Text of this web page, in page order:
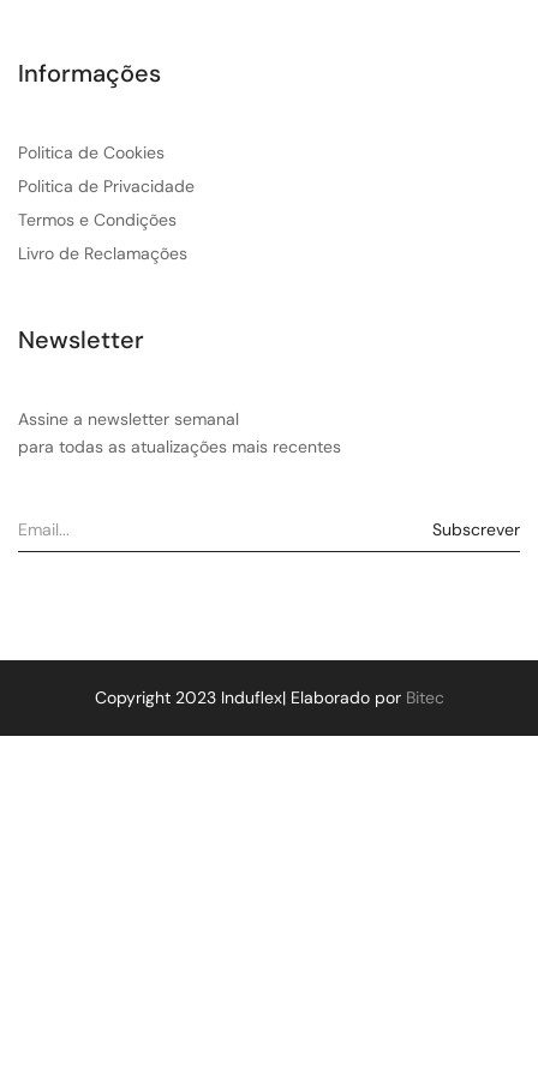
Informações
Politica de Cookies
Politica de Privacidade
Termos e Condições
Livro de Reclamações
Newsletter
Assine a newsletter semanal
para todas as atualizações mais recentes
Copyright 2023 Induflex| Elaborado por Bitec